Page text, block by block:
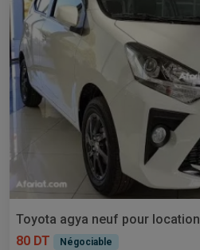
Toyota agya neuf pour location
80 DT
Négociable